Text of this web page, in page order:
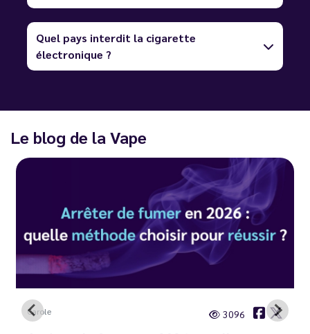
Quel pays interdit la cigarette
électronique ?
Le blog de la Vape
Carole 3096